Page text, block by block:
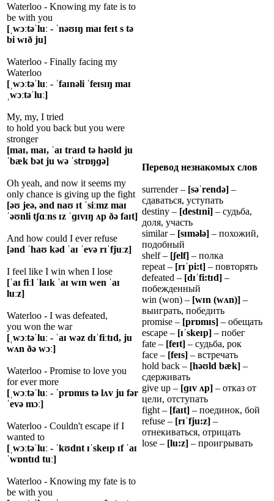
Waterloo - Knowing my fate is to
be with you
[ˌwɔːtəˈluː - ˈnəʊɪŋ maɪ feɪt s tə
bi wɪð ju]
Waterloo - Finally facing my
Waterloo
[ˌwɔːtəˈluː - ˈfaɪnəli ˈfeɪsɪŋ maɪ
ˌwɔːtəˈluː]
My, my, I tried
to hold you back but you were
stronger
[maɪ, maɪ, ˈaɪ traɪd tə həʊld ju
ˈbæk bət ju wə ˈstrɒŋɡə]
Oh yeah, and now it seems my
only chance is giving up the fight
[əʊ jeə, ənd naʊ ɪt ˈsiːmz maɪ
ˈəʊnli tʃɑːns ɪz ˈɡɪvɪŋ ʌp ðə faɪt]
And how could I ever refuse
[ənd ˈhaʊ kəd ˈaɪ ˈevə rɪˈfjuːz]
I feel like I win when I lose
[ˈaɪ fiːl ˈlaɪk ˈaɪ wɪn wen ˈaɪ
luːz]
Waterloo - I was defeated,
you won the war
[ˌwɔːtəˈluː - ˈaɪ wəz dɪˈfiːtɪd, ju
wʌn ðə wɔː]
Waterloo - Promise to love you
for ever more
[ˌwɔːtəˈluː - ˈprɒmɪs tə lʌv ju fər
ˈevə mɔː]
Waterloo - Couldn't escape if I
wanted to
[ˌwɔːtəˈluː - ˈkʊdnt ɪˈskeɪp ɪf ˈaɪ
ˈwɒntɪd tuː]
Waterloo - Knowing my fate is to
be with you
Перевод незнакомых слов
surrender – [səˈrendə] –
сдаваться, уступать
destiny – [destɪni] – судьба,
доля, участь
similar – [sɪmələ] – похожий,
подобный
shelf – [ʃelf] – полка
repeat – [rɪˈpi:t] – повторять
defeated – [dɪˈfi:tɪd] –
побежденный
win (won) – [wɪn (wʌn)] –
выиграть, победить
promise – [prɒmɪs] – обещать
escape – [ɪˈskeɪp] – побег
fate – [feɪt] – судьба, рок
face – [feɪs] – встречать
hold back – [həʊld bæk] –
сдерживать
give up – [ɡɪv ʌp] – отказ от
цели, отступать
fight – [faɪt] – поединок, бой
refuse – [rɪˈfju:z] –
отнекиваться, отрицать
lose – [lu:z] – проигрывать